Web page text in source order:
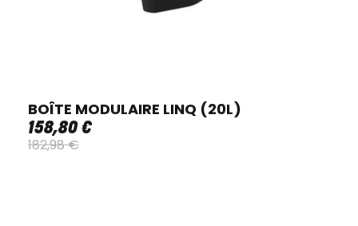
BOÎTE MODULAIRE LINQ (20L)
158,80€
182,98€